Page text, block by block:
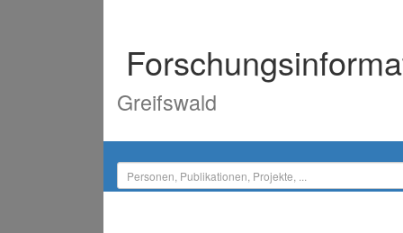
Greifswald